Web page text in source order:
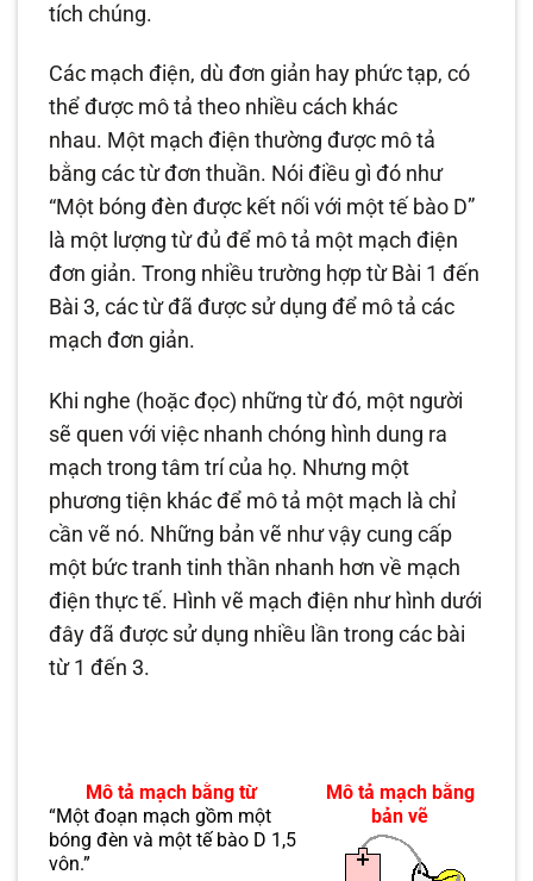
tích chúng.
Các mạch điện, dù đơn giản hay phức tạp, có
thể được mô tả theo nhiều cách khác
nhau. Một mạch điện thường được mô tả
bằng các từ đơn thuần. Nói điều gì đó như
“Một bóng đèn được kết nối với một tế bào D”
là một lượng từ đủ để mô tả một mạch điện
đơn giản. Trong nhiều trường hợp từ Bài 1 đến
Bài 3, các từ đã được sử dụng để mô tả các
mạch đơn giản.
Khi nghe (hoặc đọc) những từ đó, một người
sẽ quen với việc nhanh chóng hình dung ra
mạch trong tâm trí của họ. Nhưng một
phương tiện khác để mô tả một mạch là chỉ
cần vẽ nó. Những bản vẽ như vậy cung cấp
một bức tranh tinh thần nhanh hơn về mạch
điện thực tế. Hình vẽ mạch điện như hình dưới
đây đã được sử dụng nhiều lần trong các bài
từ 1 đến 3.
Mô tả mạch bằng từ
“Một đoạn mạch gồm một
bóng đèn và một tế bào D 1,5
vôn.”
Mô tả mạch bằng
bản vẽ